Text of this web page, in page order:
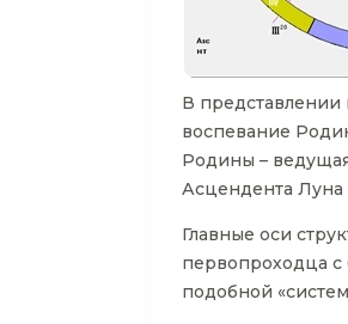
В представлении
воспевание
Родины –
Асцендента Луна
Главные оси
первопроходца
подобной